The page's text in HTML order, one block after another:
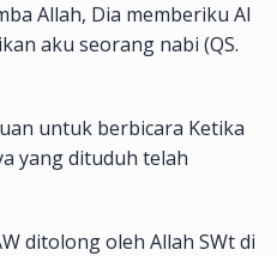
Allah, Dia memberiku Al
aku seorang nabi (QS.
untuk berbicara Ketika
yang dituduh telah
ditolong oleh Allah SWt di